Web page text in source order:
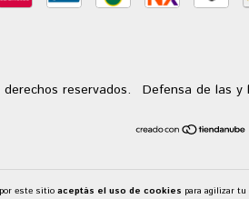
este sitio aceptás el uso de cookies para agilizar tu
reservados. Defensa de las y